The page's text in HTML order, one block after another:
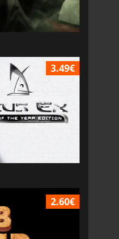
3.49€
2.60€